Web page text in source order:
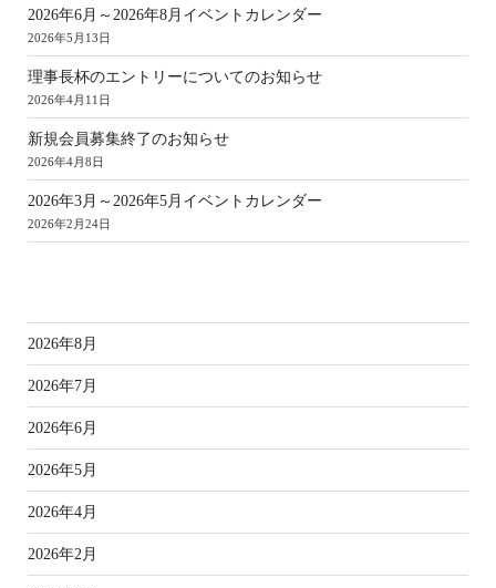
2026年6月～2026年8月イベントカレンダー
2026年5月13日
理事長杯のエントリーについてのお知らせ
2026年4月11日
新規会員募集終了のお知らせ
2026年4月8日
2026年3月～2026年5月イベントカレンダー
2026年2月24日
2026年8月
2026年7月
2026年6月
2026年5月
2026年4月
2026年2月